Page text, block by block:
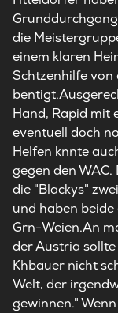
die
einem klaren
Schtzenhilfe
Hand, Rapid mit
eventuell doch
Helfen knnte
gegen den
die "Blackys"
und haben beide
Grn-Weien.An
der Austria
Khbauer nicht
Welt, der
gewinnen."